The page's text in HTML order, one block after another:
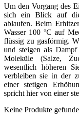
Um den Vorgang des
sich ein Blick auf
ablaufen. Beim
Wasser 100 °C auf
flüssig zu gasförmig.
und steigen als Dampf
Moleküle (Salze,
wesentlich höheren
verbleiben sie in der
einer stetigen
spricht hier von einer
Keine Produkte